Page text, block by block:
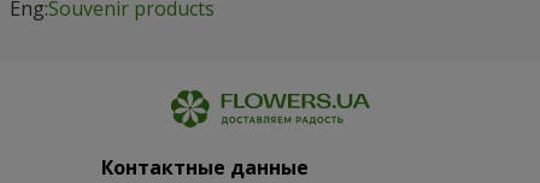
Eng:Souvenir products
Контактные данные